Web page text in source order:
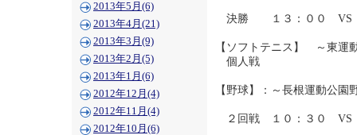
2013年5月(6)
2013年4月(21)
2013年3月(9)
2013年2月(5)
2013年1月(6)
2012年12月(4)
2012年11月(4)
2012年10月(6)
決勝 １３：００ VS
【ソフトテニス】 ～東運
個人戦
【野球】：～長根運動公園
２回戦 １０：３０ VS